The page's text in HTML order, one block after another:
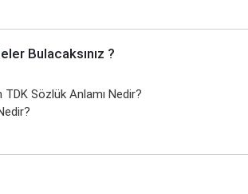
Bulacaksınız ?
Sözlük Anlamı Nedir?